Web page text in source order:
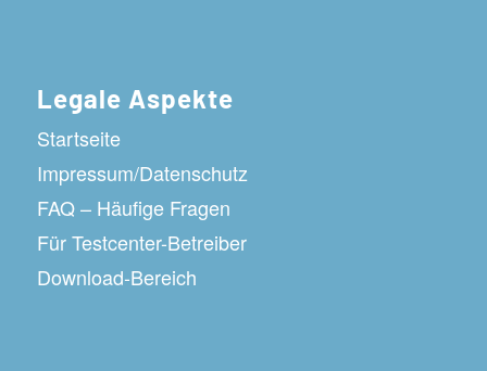
Legale Aspekte
Startseite
Impressum/Datenschutz
FAQ – Häufige Fragen
Für Testcenter-Betreiber
Download-Bereich